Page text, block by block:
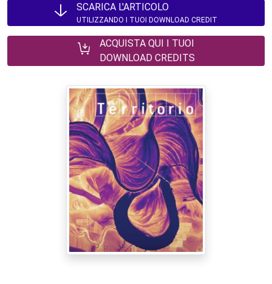
SCARICA L'ARTICOLO
UTILIZZANDO I TUOI DOWNLOAD CREDIT
ACQUISTA QUI I TUOI
DOWNLOAD CREDITS